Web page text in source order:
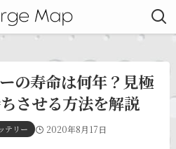
の寿命は何年？見極
させる方法を解説
テリー 2020年8月17日